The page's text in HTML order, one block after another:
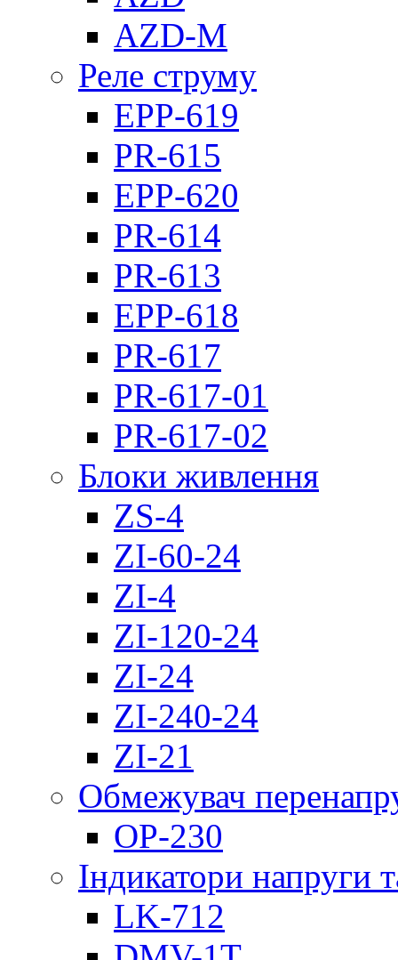
AZD-M
Реле струму
EPP-619
PR-615
EPP-620
PR-614
PR-613
EPP-618
PR-617
PR-617-01
PR-617-02
Блоки живлення
ZS-4
ZI-60-24
ZI-4
ZI-120-24
ZI-24
ZI-240-24
ZI-21
Обмежувач
OP-230
Індикатори напруги
LK-712